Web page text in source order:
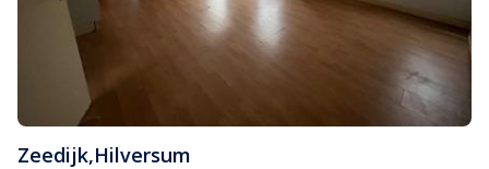
Zeedijk,Hilversum